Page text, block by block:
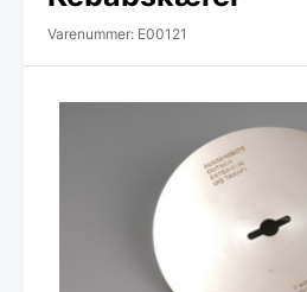
Varenummer: E00121